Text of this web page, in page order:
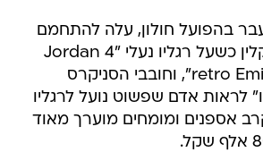
בהפועל חולון, עלה להתחמם
למשחק מול ברוקלין כשעל רגליו נעלי "Jordan 4
retro Eminem Carhartts", וחובבי הסניקרס
לראות אדם שפשוט נועל לרגליו
אספנים ומומחים מוערך מאוד